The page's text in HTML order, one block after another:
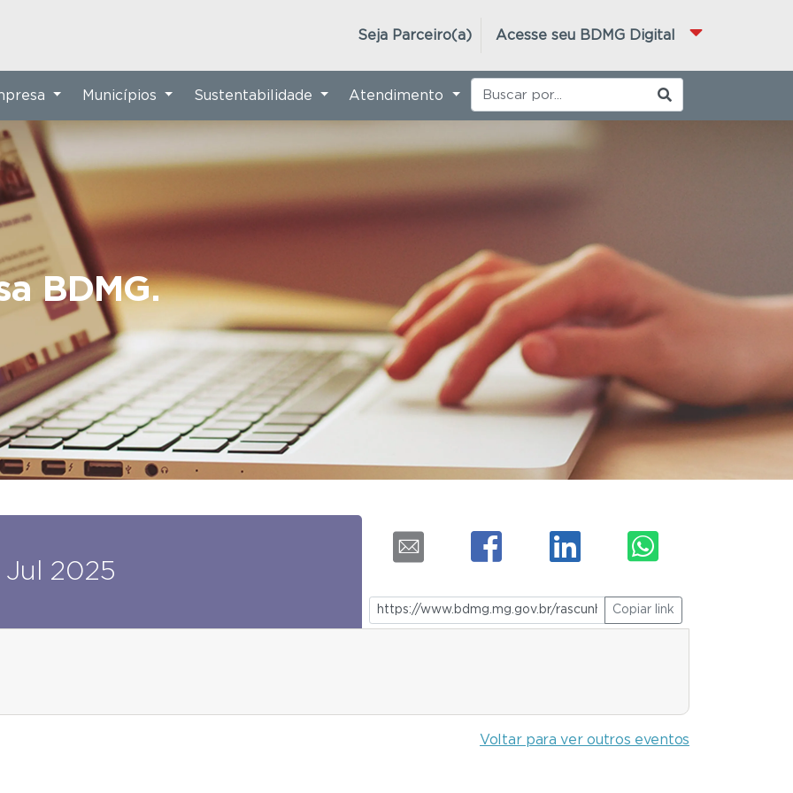
Acesse seu BDMG Digital
Seja Parceiro(a)
BDMG.
Municípios Sustentabilidade Atendimento
Jul 2025
Copiar link
Voltar para ver outros eventos